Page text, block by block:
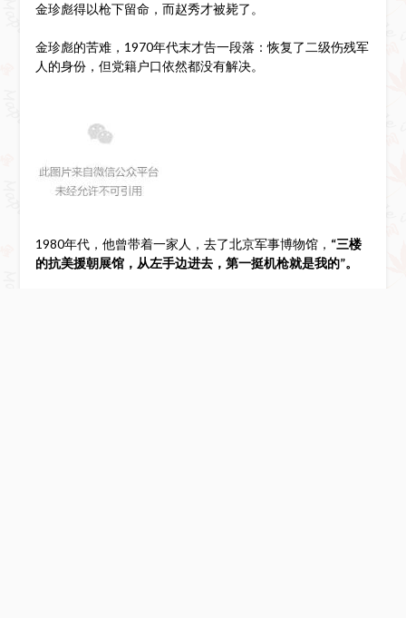
金珍彪得以枪下留命，而赵秀才被毙了。
金珍彪的苦难，1970年代末才告一段落：恢复了二级伤残军
人的身份，但党籍户口依然都没有解决。
1980年代，他曾带着一家人，去了北京军事博物馆， “三楼
的抗美援朝展馆，从左手边进去，第一挺机枪就是我的”。